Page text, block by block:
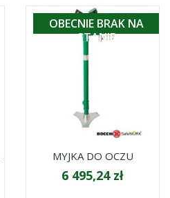
MYJKA DO OCZU
6 495,24 zł
OBECNIE BRAK NA
STANIE